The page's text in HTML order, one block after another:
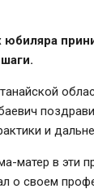
и
матер в
о своем